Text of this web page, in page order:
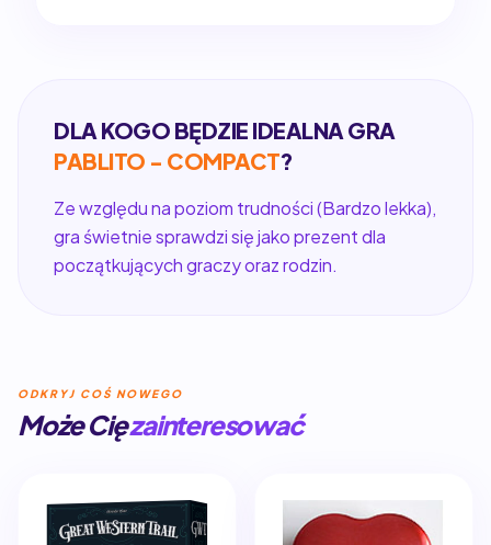
DLA KOGO BĘDZIE IDEALNA GRA
PABLITO - COMPACT?
Ze względu na poziom trudności (Bardzo lekka),
gra świetnie sprawdzi się jako prezent dla
początkujących graczy oraz rodzin.
ODKRYJ COŚ NOWEGO
Może Cięzainteresować